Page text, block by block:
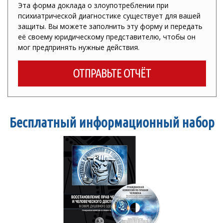
Эта форма доклада о злоупотреблении при
психиатрической диагностике существует для вашей
защиты. Вы можете заполнить эту форму и передать
её своему юридическому представителю, чтобы он
мог предпринять нужные действия.
ОТПРАВЬТЕ ОТЧЁТ
Бесплатный информационный набор